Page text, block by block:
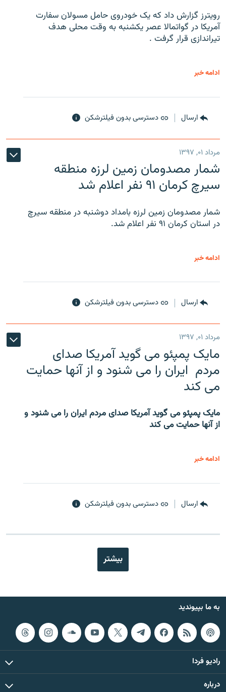
رویترز گزارش داد که یک خودروی حامل مسولان سفارت
آمریکا در گواتمالا عصر یکشنبه به وقت محلی هدف
تیراندازی قرار گرفت .
ادامه خبر
ارسال دسترسی بدون فیلترشکن
مرداد ۰۱, ۱۳۹۷
شمار مصدومان زمین لرزه منطقه
سیرچ کرمان ۹۱ نفر اعلام شد
شمار مصدومان زمین لرزه بامداد دوشنبه در منطقه سیرچ
در استان کرمان ۹۱ نفر اعلام شد.
ادامه خبر
ارسال دسترسی بدون فیلترشکن
مرداد ۰۱, ۱۳۹۷
مایک پمپئو می گوید آمریکا صدای
مردم ایران را می شنود و از آنها حمایت
می کند
مایک پمپئو می گوید آمریکا صدای مردم ایران را می شنود و
از آنها حمایت می کند
ادامه خبر
ارسال دسترسی بدون فیلترشکن
بیشتر
به ما بپیوندید
رادیو فردا
درباره